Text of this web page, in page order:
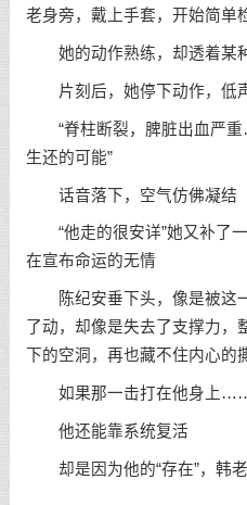
老身旁，戴上手套，开始简单
她的动作熟练，却透着某
片刻后，她停下动作，低声
“脊柱断裂，脾脏出血严重
生还的可能”
话音落下，空气仿佛凝结
“他走的很安详”她又补了一
在宣布命运的无情
陈纪安垂下头，像是被这
了动，却像是失去了支撑力
下的空洞，再也藏不住内心的
如果那一击打在他身上……
他还能靠系统复活
却是因为他的“存在”，韩老